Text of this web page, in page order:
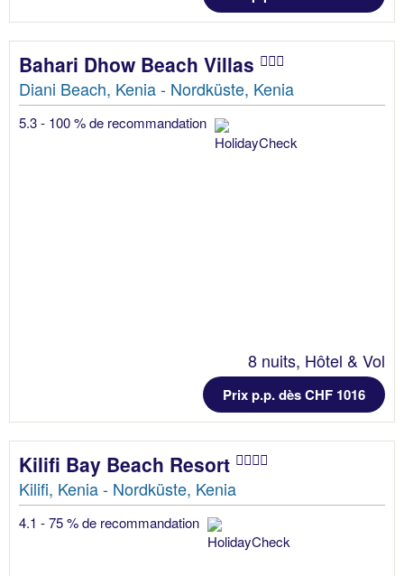
Bahari Dhow Beach Villas
Diani Beach, Kenia - Nordküste, Kenia
5.3 - 100 % de recommandation
8 nuits, Hôtel & Vol
Prix p.p. dès CHF 1016
Kilifi Bay Beach Resort
Kilifi, Kenia - Nordküste, Kenia
4.1 - 75 % de recommandation